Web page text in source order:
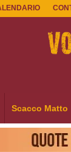
Scacco Matto